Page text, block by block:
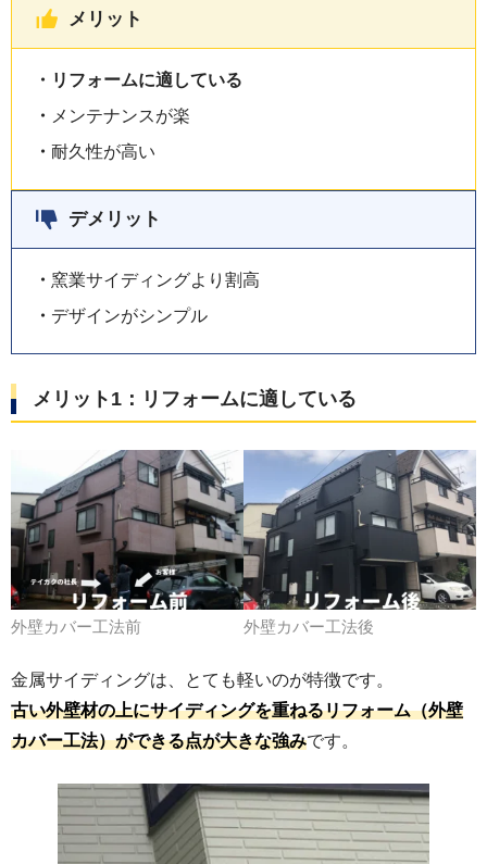
メリット
リフォームに適している
メンテナンスが楽
耐久性が高い
デメリット
窯業サイディングより割高
デザインがシンプル
メリット1：リフォームに適している
外壁カバー工法前 外壁カバー工法後
金属サイディングは、とても軽いのが特徴です。
古い外壁材の上にサイディングを重ねるリフォーム（外壁
カバー工法）ができる点が大きな強みです。